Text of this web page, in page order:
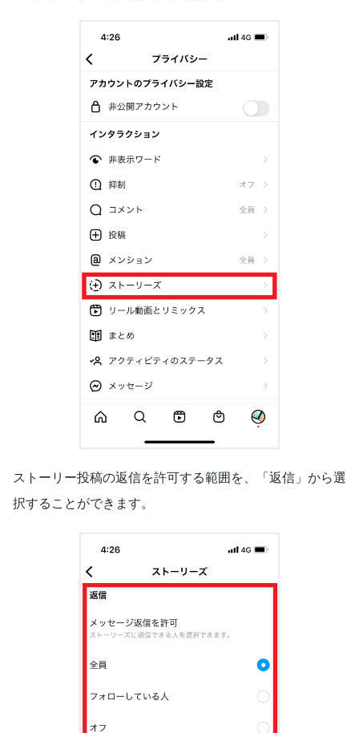
ストーリー投稿の返信を許可する範囲を、「返信」から選
択することができます。